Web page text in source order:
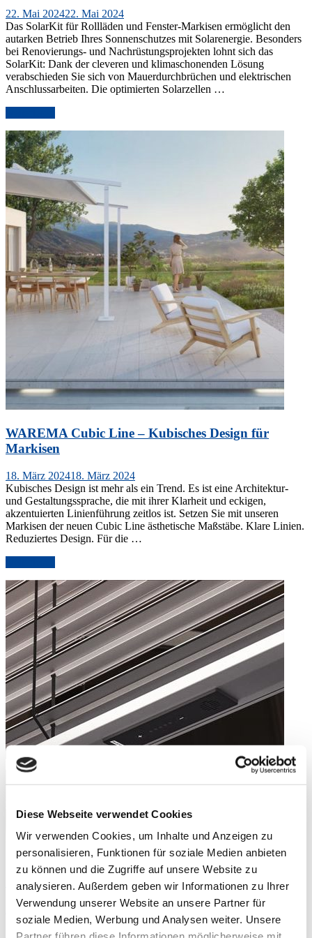
Diese Webseite verwendet Cookies
Wir verwenden Cookies, um Inhalte und Anzeigen zu
personalisieren, Funktionen für soziale Medien anbieten
zu können und die Zugriffe auf unsere Website zu
analysieren. Außerdem geben wir Informationen zu Ihrer
Verwendung unserer Website an unsere Partner für
soziale Medien, Werbung und Analysen weiter. Unsere
Veröffentlicht
am
22. Mai 202422. Mai 2024
Das SolarKit für Rollläden und Fenster-Markisen ermöglicht den
autarken Betrieb Ihres Sonnenschutzes mit Solarenergie. Besonders
bei Renovierungs- und Nachrüstungsprojekten lohnt sich das
SolarKit: Dank der cleveren und klimaschonenden Lösung
verabschieden Sie sich von Mauerdurchbrüchen und elektrischen
Anschlussarbeiten. Die optimierten Solarzellen …
Kabel:
Das
SolarKit
von
WAREMA Cubic Line – Kubisches Design für
Markisen
Veröffentlicht
am
18. März 202418. März 2024
Kubisches Design ist mehr als ein Trend. Es ist eine Architektur-
und Gestaltungssprache, die mit ihrer Klarheit und eckigen,
akzentuierten Linienführung zeitlos ist. Setzen Sie mit unseren
Markisen der neuen Cubic Line ästhetische Maßstäbe. Klare Linien.
Reduziertes Design. Für die …
Line
–
Kubisches
Design
für
Markisen“
SenSigna: Das Plus an Sicherheit für Ihr Zuhause
Veröffentlicht
am
20. Dezember 202318. März 2024
Sich Zuhause sicher und wohl zu fühlen ist eine der wichtigsten
Anforderung an die eigenen vier Wände. Das Frühwarnsystem